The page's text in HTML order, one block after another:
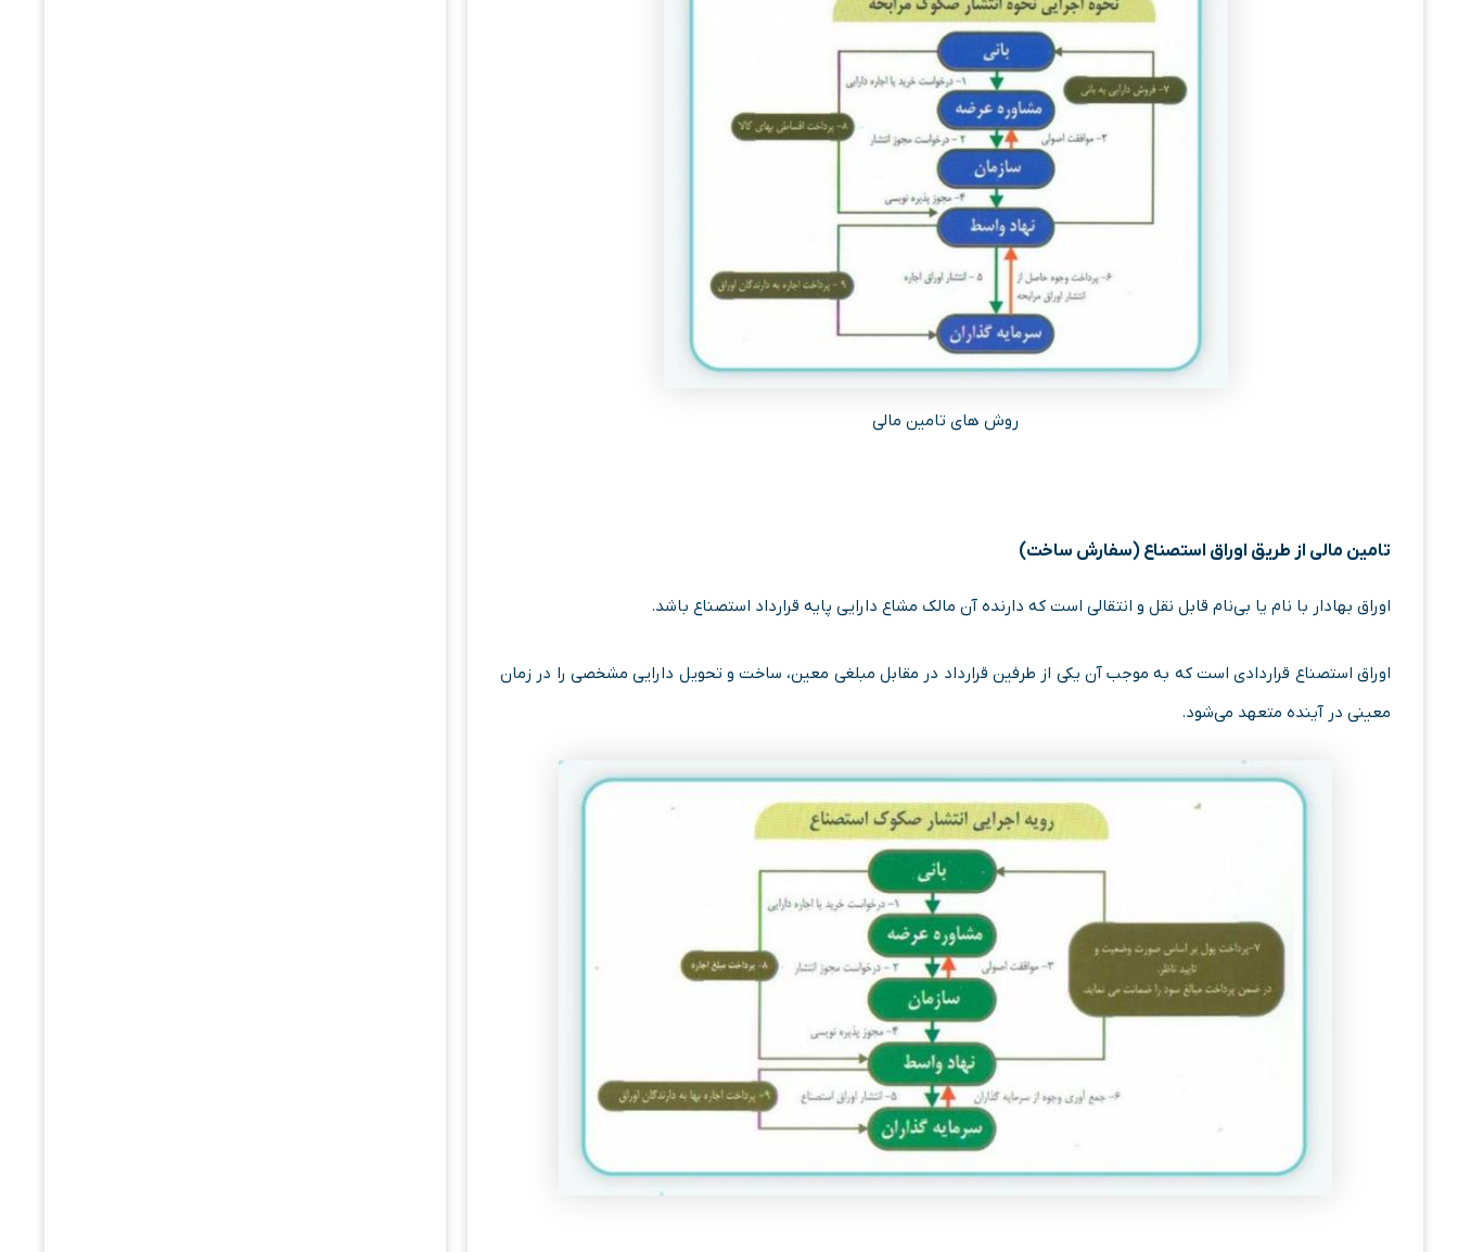
روش های تامین مالی
تامین مالی از طریق اوراق استصناع (سفارش ساخت)
اوراق بهادار با نام یا بی‌نام قابل نقل و انتقالی است که دارنده آن مالک مشاع دارایی پایه قرارداد استصناع باشد.
اوراق استصناع قراردادی است که به موجب آن یکی از طرفین قرارداد در مقابل مبلغی معین، ساخت و تحویل دارایی مشخصی را در زمان
معینی در آینده متعهد می‌شود.